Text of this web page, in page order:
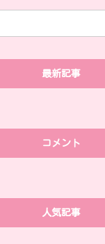
最新記事
コメント
人気記事